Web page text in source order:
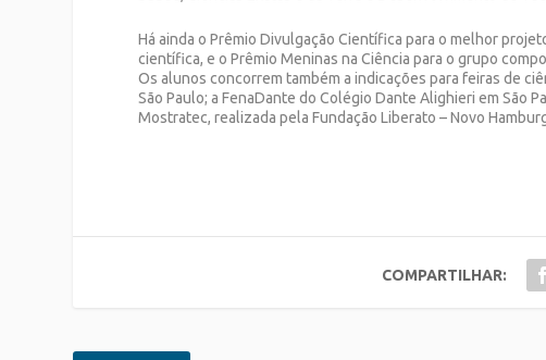
Há ainda o Prêmio Divulgação Científica para o melhor
científica, e o Prêmio Meninas na Ciência para o grupo
Os alunos concorrem também a indicações para feiras de
São Paulo; a FenaDante do Colégio Dante Alighieri em São
Mostratec, realizada pela Fundação Liberato – Novo
COMPARTILHAR: